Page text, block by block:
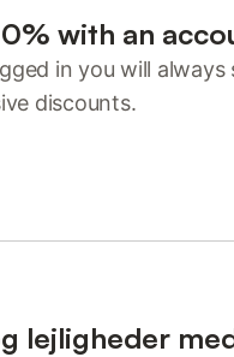
with an
in you will
discounts.
lejligheder